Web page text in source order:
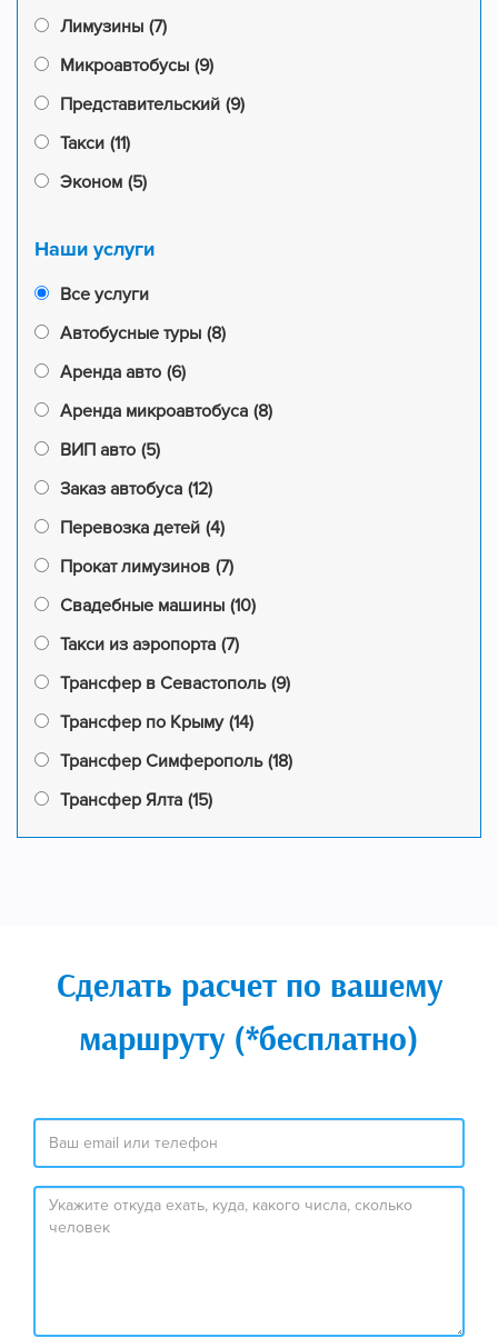
Лимузины (7)
Микроавтобусы (9)
Представительский (9)
Такси (11)
Эконом (5)
Наши услуги
Все услуги
Автобусные туры (8)
Аренда авто (6)
Аренда микроавтобуса (8)
ВИП авто (5)
Заказ автобуса (12)
Перевозка детей (4)
Прокат лимузинов (7)
Свадебные машины (10)
Такси из аэропорта (7)
Трансфер в Севастополь (9)
Трансфер по Крыму (14)
Трансфер Симферополь (18)
Трансфер Ялта (15)
Сделать расчет по вашему
маршруту (*бесплатно)